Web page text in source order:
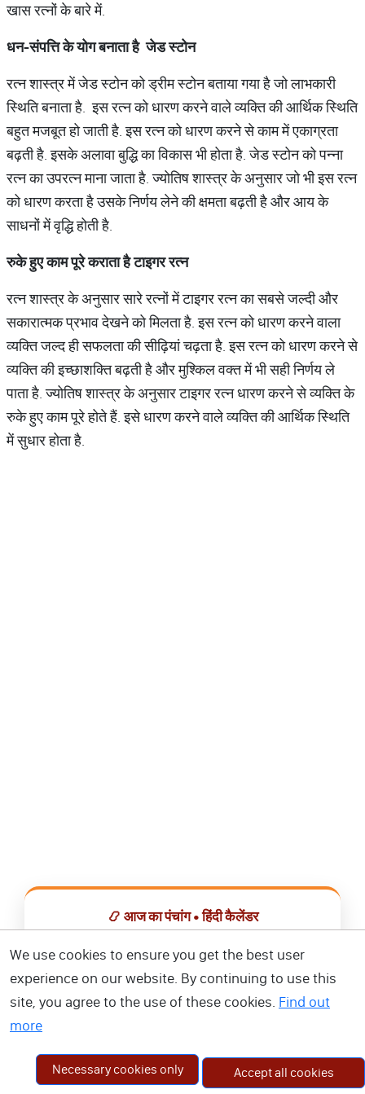
खास रत्नों के बारे में.
धन-संपत्ति के योग बनाता है जेड स्टोन
रत्न शास्त्र में जेड स्टोन को ड्रीम स्टोन बताया गया है जो लाभकारी
स्थिति बनाता है. इस रत्न को धारण करने वाले व्यक्ति की आर्थिक स्थिति
बहुत मजबूत हो जाती है. इस रत्न को धारण करने से काम में एकाग्रता
बढ़ती है. इसके अलावा बुद्धि का विकास भी होता है. जेड स्टोन को पन्ना
रत्न का उपरत्न माना जाता है. ज्योतिष शास्त्र के अनुसार जो भी इस रत्न
को धारण करता है उसके निर्णय लेने की क्षमता बढ़ती है और आय के
साधनों में वृद्धि होती है.
रुके हुए काम पूरे कराता है टाइगर रत्न
रत्न शास्त्र के अनुसार सारे रत्नों में टाइगर रत्न का सबसे जल्दी और
सकारात्मक प्रभाव देखने को मिलता है. इस रत्न को धारण करने वाला
व्यक्ति जल्द ही सफलता की सीढ़ियां चढ़ता है. इस रत्न को धारण करने से
व्यक्ति की इच्छाशक्ति बढ़ती है और मुश्किल वक्त में भी सही निर्णय ले
पाता है. ज्योतिष शास्त्र के अनुसार टाइगर रत्न धारण करने से व्यक्ति के
रुके हुए काम पूरे होते हैं. इसे धारण करने वाले व्यक्ति की आर्थिक स्थिति
में सुधार होता है.
📿 आज का पंचांग • हिंदी कैलेंडर
📅 हिंदी कैलेंडर ऐप डाउनलोड करें
We use cookies to ensure you get the best user
experience on our website. By continuing to use this
site, you agree to the use of these cookies. Find out
more
Necessary cookies only Accept all cookies